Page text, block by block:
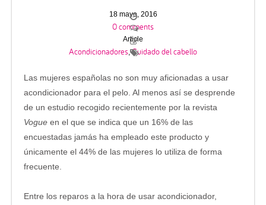
18 mayo, 2016
0 comments
Article
Acondicionadores,Cuidado del cabello
Las mujeres españolas no son muy aficionadas a usar
acondicionador para el pelo. Al menos así se desprende
de un estudio recogido recientemente por la revista
Vogue en el que se indica que un 16% de las
encuestadas jamás ha empleado este producto y
únicamente el 44% de las mujeres lo utiliza de forma
frecuente.
Entre los reparos a la hora de usar acondicionador,